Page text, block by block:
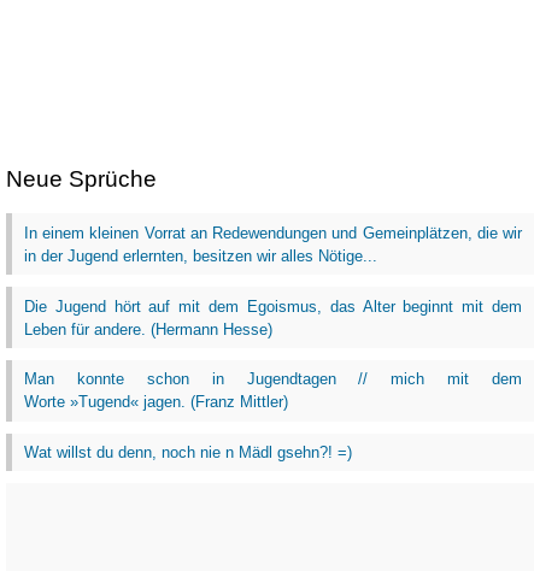
Neue Sprüche
In einem kleinen Vorrat an Redewendungen und Gemeinplätzen, die wir
in der Jugend erlernten, besitzen wir alles Nötige...
Die Jugend hört auf mit dem Egoismus, das Alter beginnt mit dem
Leben für andere. (Hermann Hesse)
Man konnte schon in Jugendtagen // mich mit dem
Worte »Tugend« jagen. (Franz Mittler)
Wat willst du denn, noch nie n Mädl gsehn?! =)